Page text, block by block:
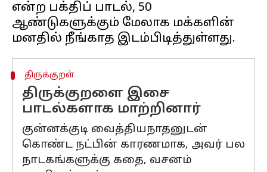
என்ற பக்திப் பாடல், 50
ஆண்டுகளுக்கும் மேலாக மக்களின்
திருக்குறள்
திருக்குறளை இசை
பாடல்களாக மாற்றினார்
குன்னக்குடி வைத்தியநாதனுடன்
கொண்ட நட்பின் காரணமாக, அவர் பல
நாடகங்களுக்கு கதை, வசனம்